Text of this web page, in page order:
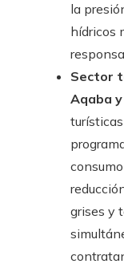
la
hídricos
Sector
Aqaba
grises y